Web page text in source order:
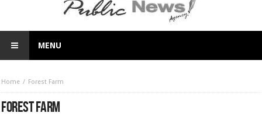
MENU
Home Forest Farm
FOREST FARM